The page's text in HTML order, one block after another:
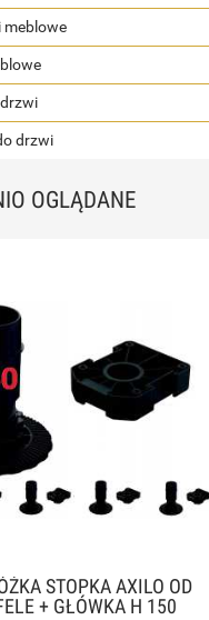
meblowe
drzwi
OGLĄDANE
STOPKA AXILO OD
+ GŁÓWKA H 150